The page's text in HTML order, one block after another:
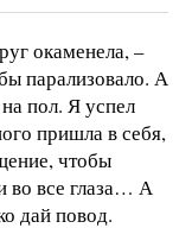
окаменела, –
парализовало. А
пол. Я успел
пришла в себя,
чтобы
во все глаза… А
дай повод.